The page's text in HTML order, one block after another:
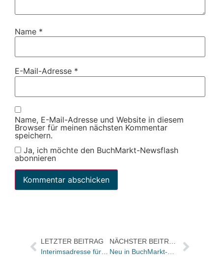
Name *
E-Mail-Adresse *
Name, E-Mail-Adresse und Website in diesem
Browser für meinen nächsten Kommentar
speichern.
Ja, ich möchte den BuchMarkt-Newsflash
abonnieren
LETZTER BEITRAG
Interimsadresse für Suhrkamp in Berliner Pappelallee